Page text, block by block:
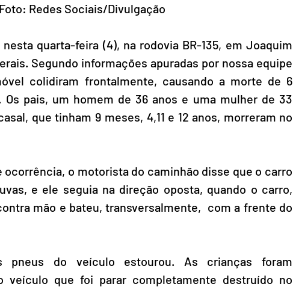
Redes Sociais/Divulgação
quarta-feira (4), na rodovia BR-135, em Joaquim
Segundo informações apuradas por nossa equipe
colidiram frontalmente, causando a morte de 6
Os pais, um homem de 36 anos e uma mulher de 33
que tinham 9 meses, 4,11 e 12 anos, morreram no
ocorrência, o motorista do caminhão disse que o carro
e ele seguia na direção oposta, quando o carro,
mão e bateu, transversalmente,  com a frente do
pneus do veículo estourou. As crianças foram
veículo que foi parar completamente destruído no